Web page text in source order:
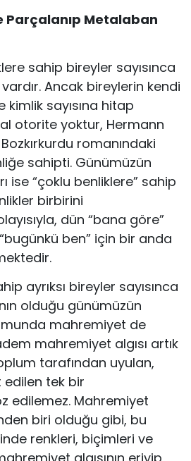
Parçalanıp Metalaban
sahip bireyler sayısınca
Ancak bireylerin kendi
kimlik sayısına hitap
otorite yoktur, Hermann
romanındaki
sahipti. Günümüzün
ise “çoklu benliklere” sahip
birbirini
dün “bana göre”
ben” için bir anda
ayrıksı bireyler sayısınca
olduğu günümüzün
mahremiyet de
mahremiyet algısı artık
tarafından uyulan,
edilen tek bir
edilemez. Mahremiyet
biri olduğu gibi, bu
renkleri, biçimleri ve